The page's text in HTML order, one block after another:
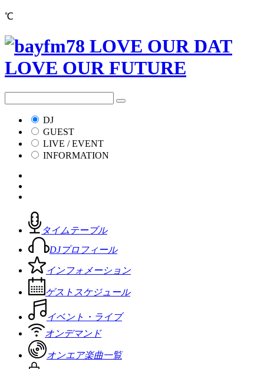
℃
DJ
GUEST
LIVE / EVENT
INFORMATION
タイムテーブル
DJプロフィール
インフォメーション
ゲストスケジュール
イベント・ライブ
オンデマンド
オンエア楽曲一覧